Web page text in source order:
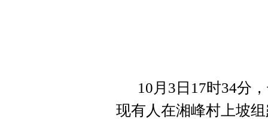
10月3日17时34分
现有人在湘峰村上坡